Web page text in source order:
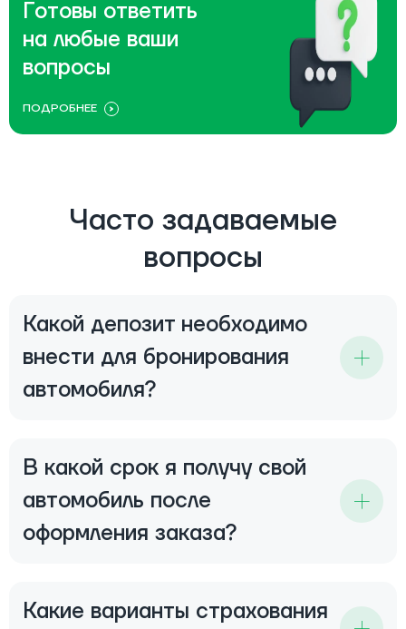
Готовы ответить
на любые ваши
вопросы
ПОДРОБНЕЕ
Часто задаваемые
вопросы
Какой депозит необходимо
внести для бронирования
автомобиля?
В какой срок я получу свой
автомобиль после
оформления заказа?
Какие варианты страхования